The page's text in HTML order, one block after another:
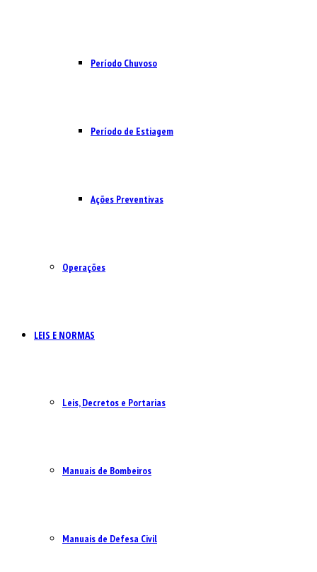
Período Chuvoso
Período de Estiagem
Ações Preventivas
Operações
LEIS E NORMAS
Leis, Decretos e Portarias
Manuais de Bombeiros
Manuais de Defesa Civil